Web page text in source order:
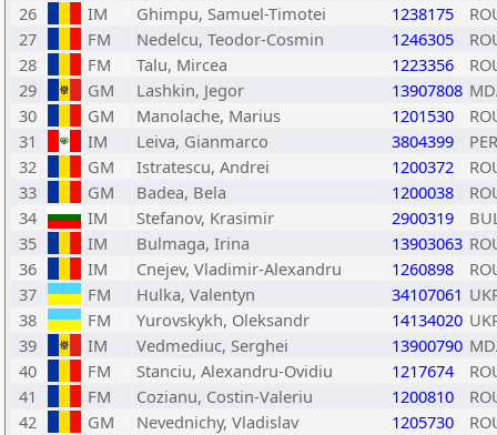
26
IM Ghimpu, Samuel-Timotei 1238175
27
FM Nedelcu, Teodor-Cosmin 1246305
28
FM Talu, Mircea 1223356
29
GM Lashkin, Jegor 13907808
30
GM Manolache, Marius 1201530
31
IM Leiva, Gianmarco 3804399
PER
32
GM Istratescu, Andrei 1200372
33
GM Badea, Bela 1200038
34
IM Stefanov, Krasimir 2900319
35
IM Bulmaga, Irina 13903063
36
IM Cnejev, Vladimir-Alexandru 1260898
37
FM Hulka, Valentyn 34107061
38
FM Yurovskykh, Oleksandr 14134020
39
IM Vedmediuc, Serghei 13900790
40
FM Stanciu, Alexandru-Ovidiu 1217674
41
FM Cozianu, Costin-Valeriu 1200810
42
GM Nevednichy, Vladislav 1205730